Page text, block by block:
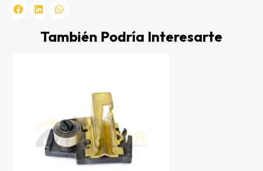
También Podría Interesarte